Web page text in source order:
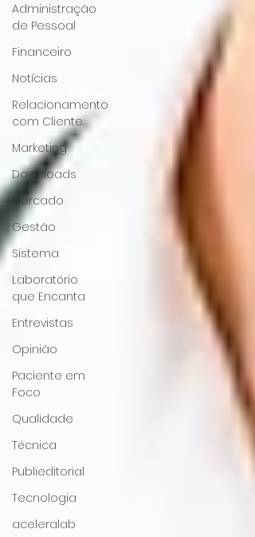
Administração
de Pessoal
Financeiro
Notícias
Relacionamento
com Cliente
Marketing
Downloads
Mercado
Gestão
Sistema
Laboratório
que Encanta
Entrevistas
Opinião
Paciente em
Foco
Qualidade
Técnica
Publieditorial
Tecnologia
aceleralab